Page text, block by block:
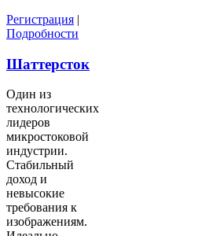
Регистрация |
Подробности
Шаттерсток
Один из
технологических
лидеров
микростоковой
индустрии.
Стабильный
доход и
невысокие
требования к
изображениям.